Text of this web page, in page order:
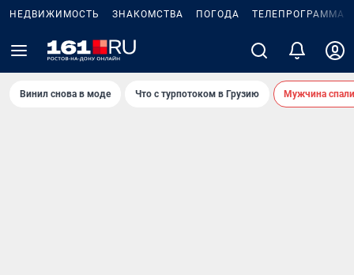
НЕДВИЖИМОСТЬ ЗНАКОМСТВА ПОГОДА ТЕЛЕПРОГРАММА
Винил снова в моде Что с турпотоком в Грузию Мужчина